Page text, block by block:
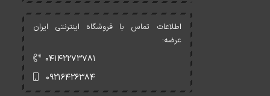
اطلاعات تماس با فروشگاه اینترنتی ایران
عرضه:
۰۴۱۴۲۲۷۳۷۸۱
۰۹۲۱۶۴۲۶۳۸۴